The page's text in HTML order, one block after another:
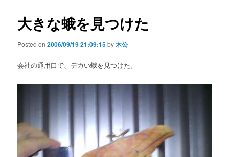
ゲ
ー
ョ
大きな蛾を見つけた
Posted on2006/09/19 21:09:15by木公
会社の通用口で、デカい蛾を見つけた。